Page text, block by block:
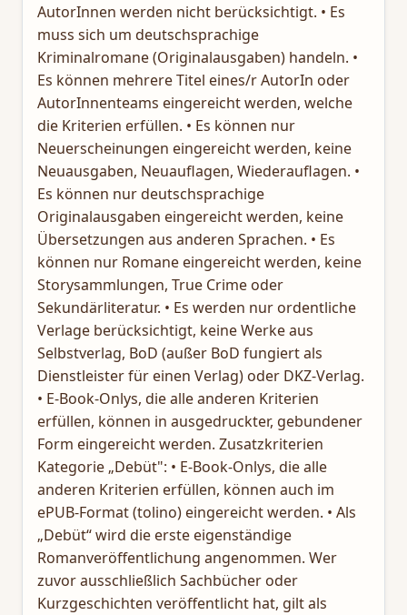
AutorInnen werden nicht berücksichtigt. • Es
muss sich um deutschsprachige
Kriminalromane (Originalausgaben) handeln. •
Es können mehrere Titel eines/r AutorIn oder
AutorInnenteams eingereicht werden, welche
die Kriterien erfüllen. • Es können nur
Neuerscheinungen eingereicht werden, keine
Neuausgaben, Neuauflagen, Wiederauflagen. •
Es können nur deutschsprachige
Originalausgaben eingereicht werden, keine
Übersetzungen aus anderen Sprachen. • Es
können nur Romane eingereicht werden, keine
Storysammlungen, True Crime oder
Sekundärliteratur. • Es werden nur ordentliche
Verlage berücksichtigt, keine Werke aus
Selbstverlag, BoD (außer BoD fungiert als
Dienstleister für einen Verlag) oder DKZ-Verlag.
• E-Book-Onlys, die alle anderen Kriterien
erfüllen, können in ausgedruckter, gebundener
Form eingereicht werden. Zusatzkriterien
Kategorie „Debüt": • E-Book-Onlys, die alle
anderen Kriterien erfüllen, können auch im
ePUB-Format (tolino) eingereicht werden. • Als
„Debüt“ wird die erste eigenständige
Romanveröffentlichung angenommen. Wer
zuvor ausschließlich Sachbücher oder
Kurzgeschichten veröffentlicht hat, gilt als